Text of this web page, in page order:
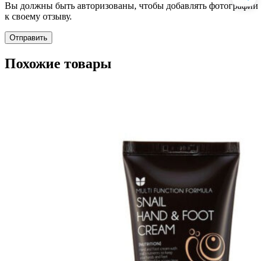
Вы должны быть авторизованы, чтобы добавлять фотографии
к своему отзыву.
Похожие товары